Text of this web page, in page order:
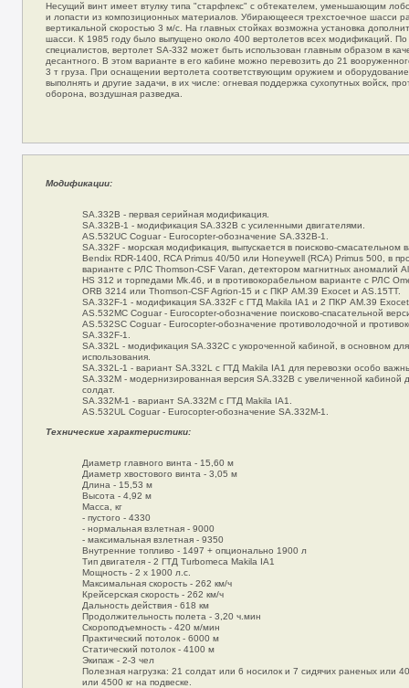
Несущий винт имеет втулку типа "старфлекс" с обтекателем, уменьшающим
и лопасти из композиционных материалов. Убирающееся трехстоечное шасси
вертикальной скоростью 3 м/с. На главных стойках возможна установка
шасси. К 1985 году было выпущено около 400 вертолетов всех модификаций.
специалистов, вертолет SA-332 может быть использован главным образом в
десантного. В этом варианте в его кабине можно перевозить до 21
3 т груза. При оснащении вертолета соответствующим оружием и
выполнять и другие задачи, в их числе: огневая поддержка сухопутных войск,
оборона, воздушная разведка.
Модификации:
SA.332В - первая серийная модификация.
SA.332В-1 - модификация SA.332В с усиленными двигателями.
AS.532UС Coguar - Eurocopter-обозначение SA.332B-1.
SA.332F - морская модификация, выпускается в поисково-смасательном
Bendix RDR-1400, RCA Primus 40/50 или Honeywell (RCA) Primus 500, в
варианте с РЛС Thomson-CSF Varan, детектором магнитных аномалий
HS 312 и торпедами Mk.46, и в противокорабельном варианте с РЛС
ORB 3214 или Thomson-CSF Agrion-15 и с ПКР AM.39 Exocet и AS.15TT.
SA.332F-1 - модификация SA.332F с ГТД Makila IA1 и 2 ПКР AM.39
AS.532МС Coguar - Eurocopter-обозначение поисково-спасательной
AS.532SC Coguar - Eurocopter-обозначение противолодочной и
SA.332F-1.
SA.332L - модификация SA.332С с укороченной кабиной, в основном для
использования.
SA.332L-1 - вариант SA.332L с ГТД Makila IA1 для перевозки особо
SA.332М - модернизированная версия SA.332В с увеличенной кабиной
солдат.
SA.332М-1 - вариант SA.332М с ГТД Makila IA1.
AS.532UL Coguar - Eurocopter-обозначение SA.332М-1.
Технические характеристики:
Диаметр главного винта - 15,60 м
Диаметр хвостового винта - 3,05 м
Длина - 15,53 м
Высота - 4,92 м
Масса, кг
- пустого - 4330
- нормальная взлетная - 9000
- максимальная взлетная - 9350
Внутренние топливо - 1497 + опционально 1900 л
Тип двигателя - 2 ГТД Turbomeca Makila IA1
Мощность - 2 х 1900 л.с.
Максимальная скорость - 262 км/ч
Крейсерская скорость - 262 км/ч
Дальность действия - 618 км
Продолжительность полета - 3,20 ч.мин
Скороподъемность - 420 м/мин
Практический потолок - 6000 м
Статический потолок - 4100 м
Экипаж - 2-3 чел
Полезная нагрузка: 21 солдат или 6 носилок и 7 сидячих раненых или
или 4500 кг на подвеске.